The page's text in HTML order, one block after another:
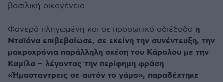
βασιλική οικογένεια.
Φανερά πληγωμένη και σε προσωπικό αδιέξοδο η
Νταϊάνα επιβεβαίωσε, σε εκείνη την συνέντευξη, την
μακροχρόνια παράλληλη σχέση του Κάρολου με την
Καμίλα – λέγοντας την περίφημη φράση
«Ήμασταντρεις σε αυτόν το γάμο», παραδέχτηκε